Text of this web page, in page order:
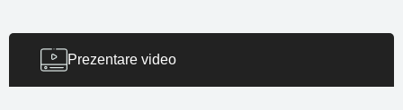
Prezentare video